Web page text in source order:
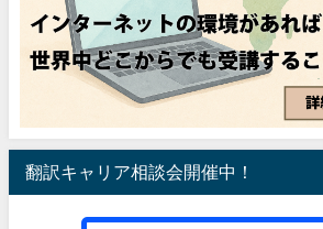
翻訳キャリア相談会開催中！